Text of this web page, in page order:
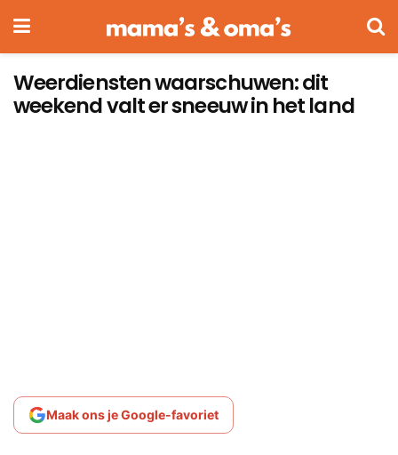
Weerdiensten waarschuwen: dit
weekend valt er sneeuw in het land
Maak ons je Google-favoriet